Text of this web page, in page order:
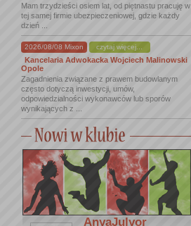
Mam trzydzieści osiem lat, od piętnastu pracuję w
tej samej firmie ubezpieczeniowej, gdzie każdy
dzień ...
2026/08/08 Mixon czytaj więcej...
Kancelaria Adwokacka Wojciech Malinowski
Opole
Zagadnienia związane z prawem budowlanym
często dotyczą inwestycji, umów,
odpowiedzialności wykonawców lub sporów
wynikających z ...
AnyaJulyor